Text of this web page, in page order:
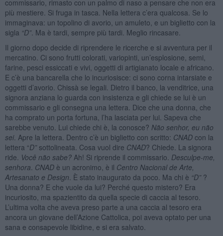
commissario, rimasto con un palmo di naso a pensare che non era
più mestiere. Si fruga in tasca. Nella lettera c’era qualcosa. Se lo
immaginava: un topolino di avorio, un amuleto, e un biglietto con la
sigla “D”. Ma è tardi, sempre più tardi. Meglio rincasare.
Il giorno dopo decide di riprendere le ricerche e si avventura per il
mercatino. Ci sono frutti colorati, variopinti, un’esplosione, semi,
farine, pesci essiccati e vivi, oggetti di artigianato locale e africano.
E c’è una bancarella che lo incuriosisce: ci sono corna intarsiate e
oggetti d’avorio. Chissà se legali. Dietro il banco, la venditrice, una
signora anziana lo guarda con insistenza e gli chiede se lui è un
commissario e gli consegna una lettera. Dice che una donna, che
ha comprato un porta fortuna, l’ha lasciata per lui. Sapeva che
sarebbe venuto. Lui chiede chi è, la conosce? Não senhor, eu não
sei. Apre la lettera. Dentro c’è un biglietto con scritto: CNADcon la
lettera “D”sottolineata. Cosa vuol dire CNAD? Chiede. La signora
ride. Você não sabe?Ah! Si riprende il commissario. Desculpe-me,
senhora CNAD è un acronimo, è il Centro Nacional de Arte,
Artesanato e Design . È stato inaugurato da poco. Ma chi è “D” ?
Una donna? E che vuole da lui? Perché questo mistero? Era
incuriosito, ma spazientito da quella specie di caccia al tesoro.
L’ultima volta che aveva preso parte a una caccia al tesoro era
ancora un giovane dell’Azione Cattolica, poi aveva optato per una
sana e consapevole libidine, e si era salvato.